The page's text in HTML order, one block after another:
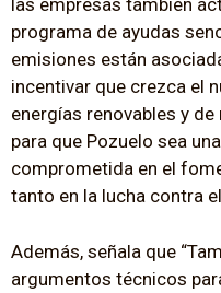
las empresas también
programa de ayudas
emisiones están
incentivar que crezca el
energías renovables y
para que Pozuelo sea
comprometida en el
tanto en la lucha contra
Además, señala que
argumentos técnicos